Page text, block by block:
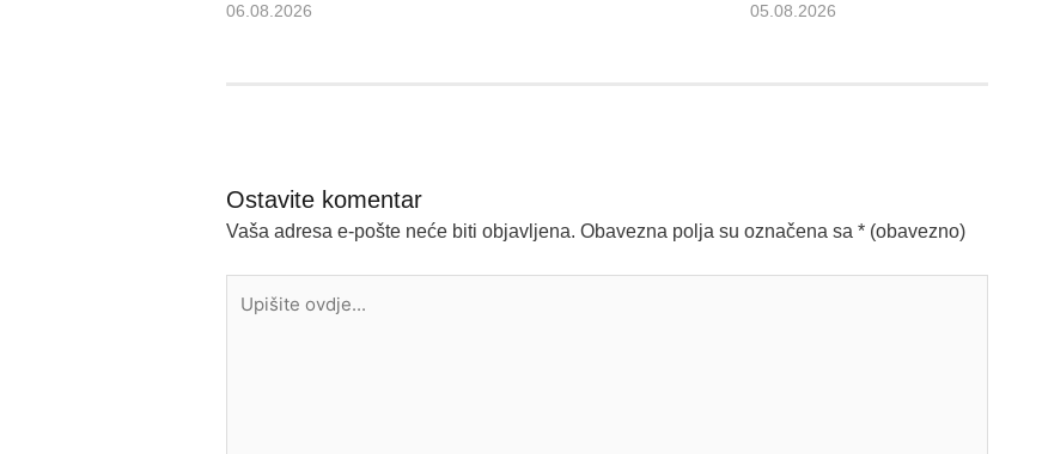
06.08.2026 05.08.2026
Ostavite komentar
Vaša adresa e-pošte neće biti objavljena. Obavezna polja su označena sa * (obavezno)
ovdje...